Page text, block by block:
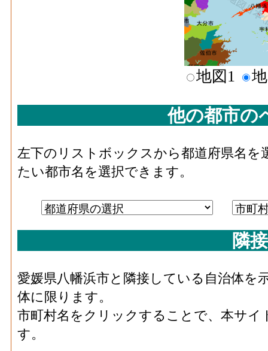
地図1
他の都市の
左下のリストボックスから都道府県名
たい都市名を選択できます。
隣
愛媛県八幡浜市と隣接している自治体を
体に限ります。
市町村名をクリックすることで、本サ
す。